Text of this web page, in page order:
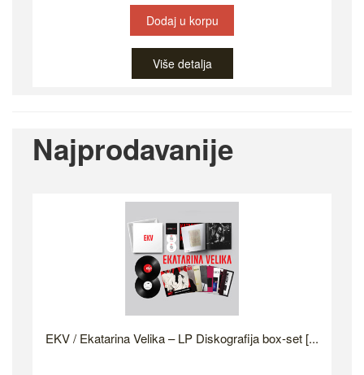
Dodaj u korpu
Više detalja
Najprodavanije
EKV / Ekatarina Velika – LP Diskografija box-set [...